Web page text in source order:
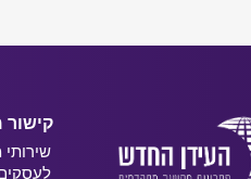
קישור